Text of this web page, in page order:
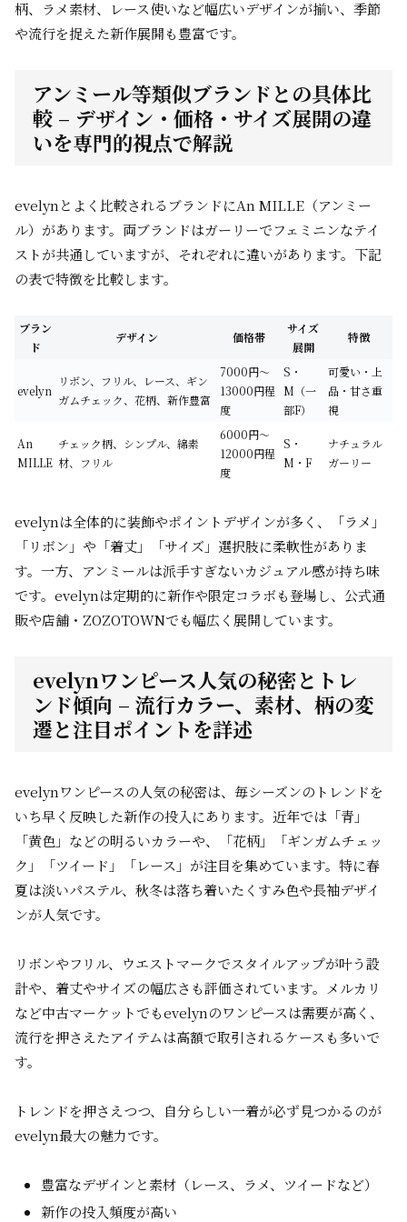
柄、ラメ素材、レース使いなど幅広いデザインが揃い、季節
や流行を捉えた新作展開も豊富です。
アンミール等類似ブランドとの具体比
較 – デザイン・価格・サイズ展開の違
いを専門的視点で解説
evelynとよく比較されるブランドにAn MILLE（アンミー
ル）があります。両ブランドはガーリーでフェミニンなテイ
ストが共通していますが、それぞれに違いがあります。下記
の表で特徴を比較します。
ブラン
ド
デザイン 価格帯
サイズ
展開
特徴
evelyn
リボン、フリル、レース、ギン
ガムチェック、花柄、新作豊富
7000円～
13000円程
度
S・
M（一
部F）
可愛い・上
品・甘さ重
視
An
MILLE
チェック柄、シンプル、綿素
材、フリル
6000円～
12000円程
度
S・
M・F
ナチュラル
ガーリー
evelynは全体的に装飾やポイントデザインが多く、「ラメ」
「リボン」や「着丈」「サイズ」選択肢に柔軟性がありま
す。一方、アンミールは派手すぎないカジュアル感が持ち味
です。evelynは定期的に新作や限定コラボも登場し、公式通
販や店舗・ZOZOTOWNでも幅広く展開しています。
evelynワンピース人気の秘密とトレ
ンド傾向 – 流行カラー、素材、柄の変
遷と注目ポイントを詳述
evelynワンピースの人気の秘密は、毎シーズンのトレンドを
いち早く反映した新作の投入にあります。近年では「青」
「黄色」などの明るいカラーや、「花柄」「ギンガムチェッ
ク」「ツイード」「レース」が注目を集めています。特に春
夏は淡いパステル、秋冬は落ち着いたくすみ色や長袖デザイ
ンが人気です。
リボンやフリル、ウエストマークでスタイルアップが叶う設
計や、着丈やサイズの幅広さも評価されています。メルカリ
など中古マーケットでもevelynのワンピースは需要が高く、
流行を押さえたアイテムは高額で取引されるケースも多いで
す。
トレンドを押さえつつ、自分らしい一着が必ず見つかるのが
evelyn最大の魅力です。
豊富なデザインと素材（レース、ラメ、ツイードなど）
新作の投入頻度が高い